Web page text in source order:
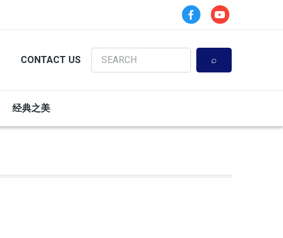
CONTACT US
Search
经典之美